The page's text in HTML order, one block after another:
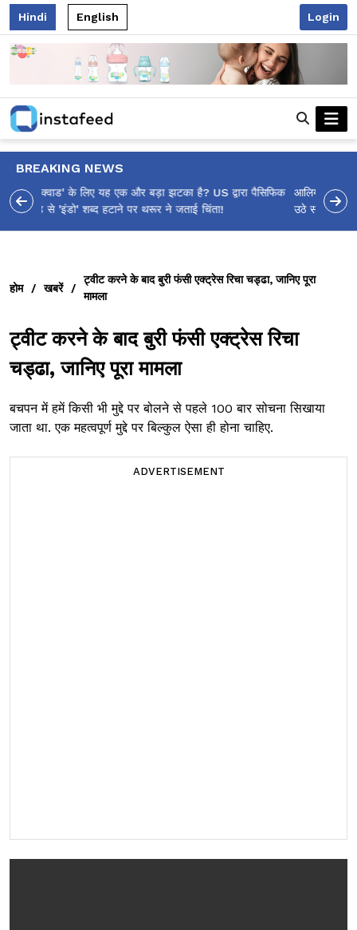
Hindi English Login
BREAKING NEWS
आलिया भट्ट का मज़ेदार 'शर्वरी कहाँ है?' पोस्ट, 'अल्फा' टीज़र पर
उठे सवालों का मज़ाकिया जवाब!
होम / खबरें /
ट्वीट करने के बाद बुरी फंसी एक्ट्रेस रिचा चड्ढा, जानिए पूरा
मामला
ट्वीट करने के बाद बुरी फंसी एक्ट्रेस रिचा
चड्ढा, जानिए पूरा मामला
बचपन में हमें किसी भी मुद्दे पर बोलने से पहले 100 बार सोचना सिखाया
जाता था. एक महत्वपूर्ण मुद्दे पर बिल्कुल ऐसा ही होना चाहिए.
ADVERTISEMENT